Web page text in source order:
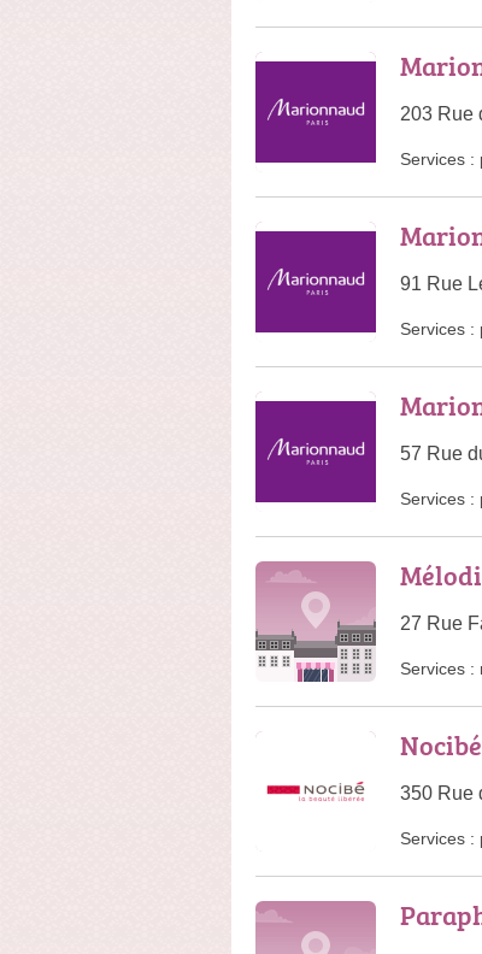
203 Rue
Services :
91 Rue
Services :
57 Rue
Services :
27 Rue
Services :
Nocibé
350 Rue
Services :